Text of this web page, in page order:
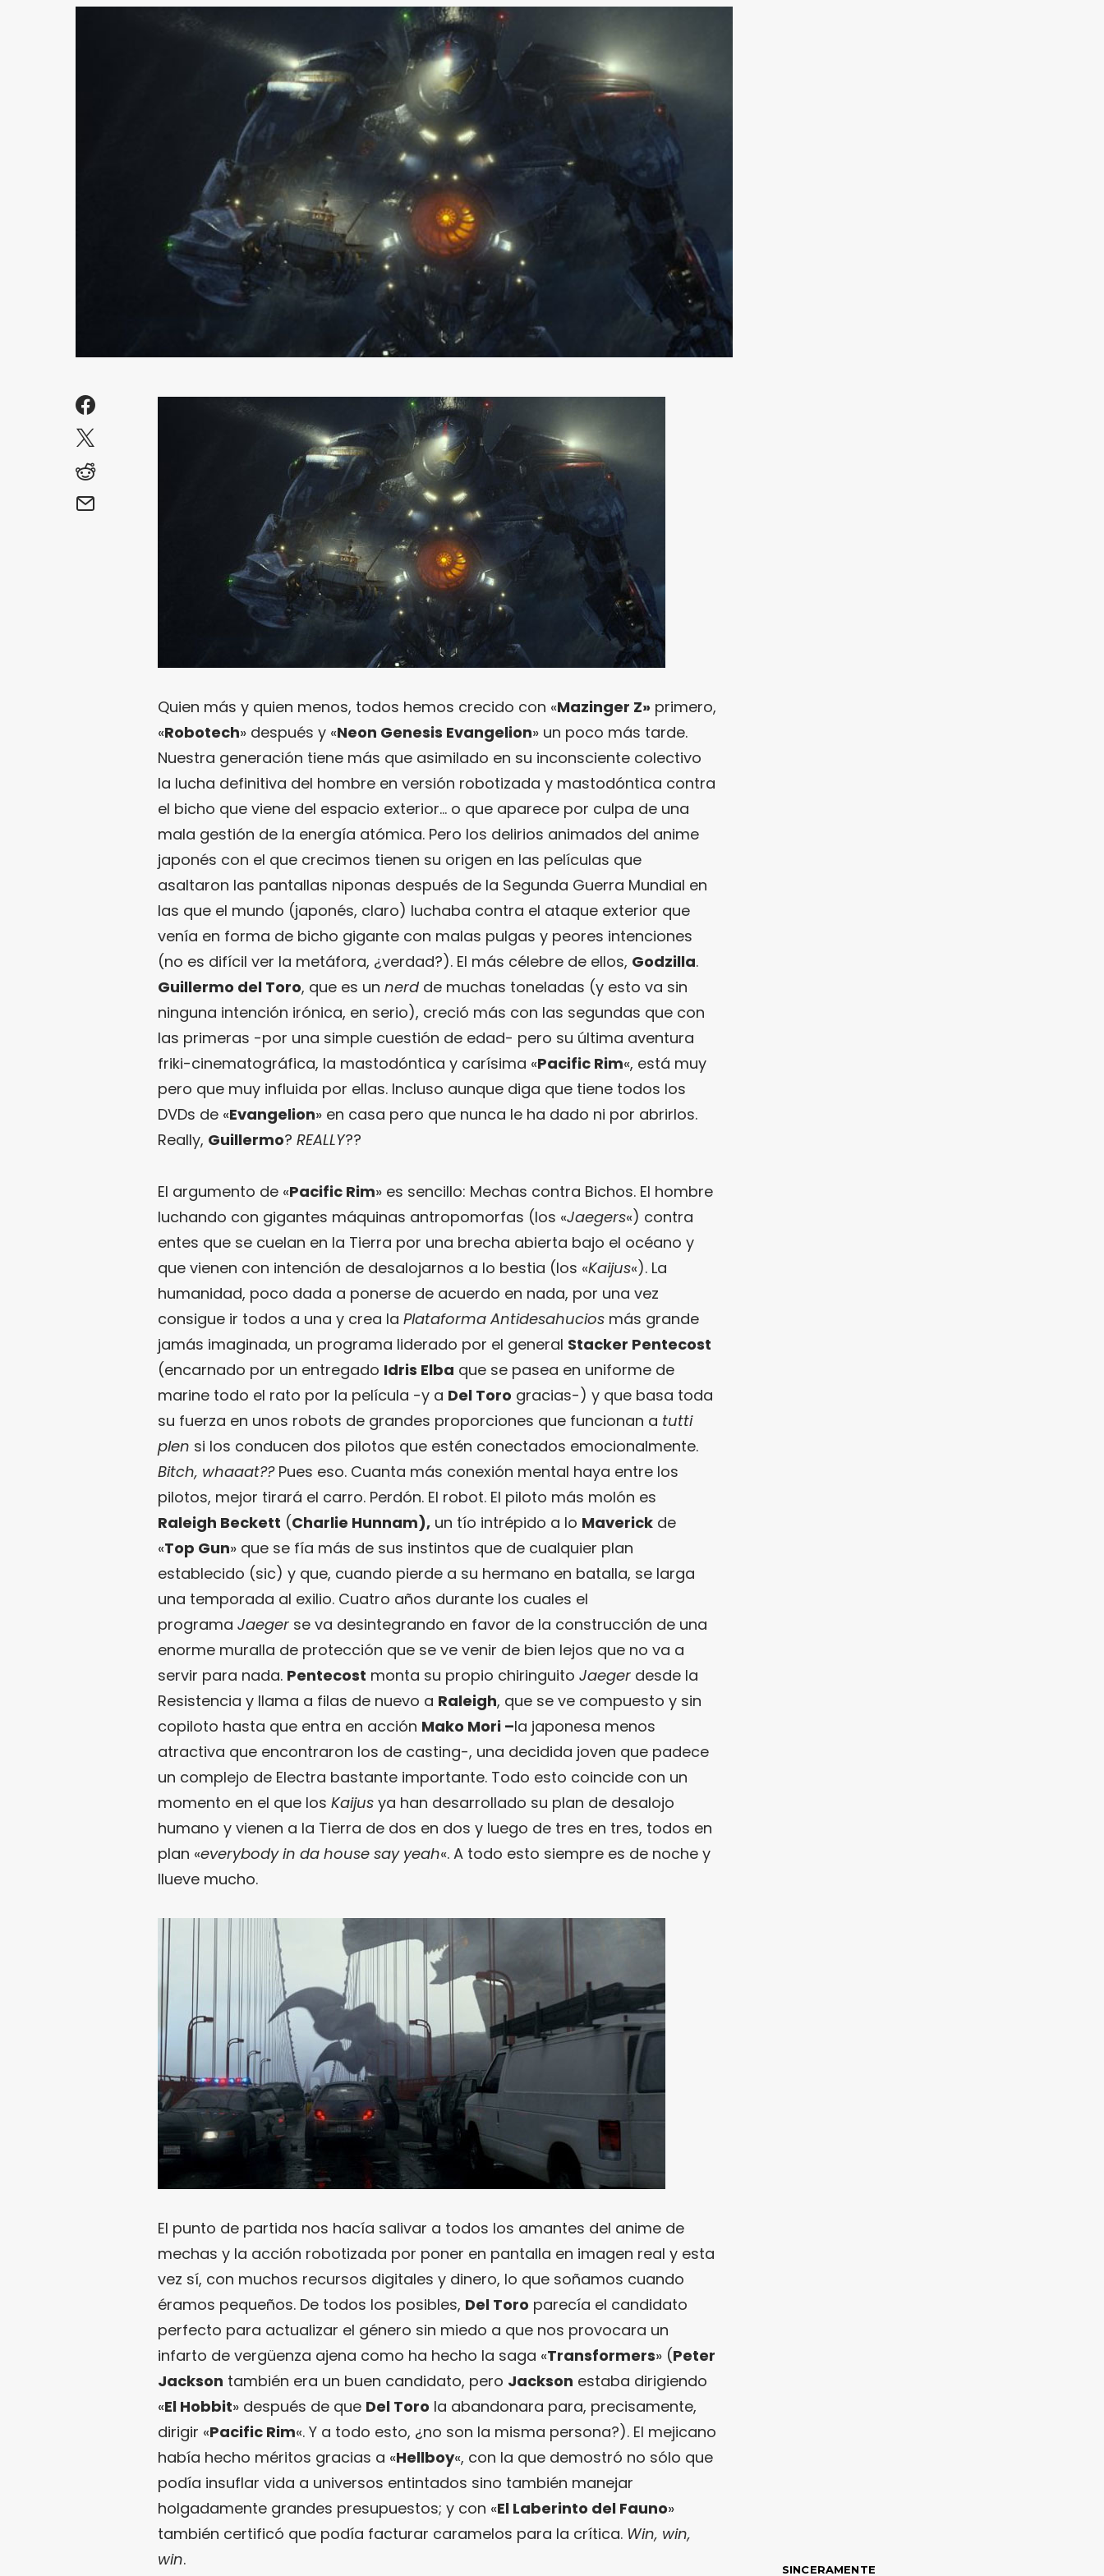
Quien más y quien menos, todos hemos crecido con «Mazinger Z» primero,
«Robotech» después y «Neon Genesis Evangelion» un poco más tarde.
Nuestra generación tiene más que asimilado en su inconsciente colectivo
la lucha definitiva del hombre en versión robotizada y mastodóntica contra
el bicho que viene del espacio exterior… o que aparece por culpa de una
mala gestión de la energía atómica. Pero los delirios animados del anime
japonés con el que crecimos tienen su origen en las películas que
asaltaron las pantallas niponas después de la Segunda Guerra Mundial en
las que el mundo (japonés, claro) luchaba contra el ataque exterior que
venía en forma de bicho gigante con malas pulgas y peores intenciones
(no es difícil ver la metáfora, ¿verdad?). El más célebre de ellos, Godzilla.
Guillermo del Toro, que es un nerdde muchas toneladas (y esto va sin
ninguna intención irónica, en serio), creció más con las segundas que con
las primeras -por una simple cuestión de edad- pero su última aventura
friki-cinematográfica, la mastodóntica y carísima «Pacific Rim«, está muy
pero que muy influida por ellas. Incluso aunque diga que tiene todos los
DVDs de «Evangelion» en casa pero que nunca le ha dado ni por abrirlos.
Really, Guillermo? REALLY??
El argumento de «Pacific Rim» es sencillo: Mechas contra Bichos. El hombre
luchando con gigantes máquinas antropomorfas (los «Jaegers«) contra
entes que se cuelan en la Tierra por una brecha abierta bajo el océano y
que vienen con intención de desalojarnos a lo bestia (los «Kaijus«). La
humanidad, poco dada a ponerse de acuerdo en nada, por una vez
consigue ir todos a una y crea la Plataforma Antidesahucios más grande
jamás imaginada, un programa liderado por el general Stacker Pentecost
(encarnado por un entregado Idris Elba que se pasea en uniforme de
marine todo el rato por la película -y a Del Toro gracias-) y que basa toda
su fuerza en unos robots de grandes proporciones que funcionan a tutti
plen si los conducen dos pilotos que estén conectados emocionalmente.
Bitch, whaaat??Pues eso. Cuanta más conexión mental haya entre los
pilotos, mejor tirará el carro. Perdón. El robot. El piloto más molón es
Raleigh Beckett (Charlie Hunnam), un tío intrépido a lo Maverick de
«Top Gun» que se fía más de sus instintos que de cualquier plan
establecido (sic) y que, cuando pierde a su hermano en batalla, se larga
una temporada al exilio. Cuatro años durante los cuales el
programa Jaeger se va desintegrando en favor de la construcción de una
enorme muralla de protección que se ve venir de bien lejos que no va a
servir para nada. Pentecost monta su propio chiringuito Jaeger desde la
Resistencia y llama a filas de nuevo a Raleigh, que se ve compuesto y sin
copiloto hasta que entra en acción Mako Mori –la japonesa menos
atractiva que encontraron los de casting-, una decidida joven que padece
un complejo de Electra bastante importante. Todo esto coincide con un
momento en el que los Kaijus ya han desarrollado su plan de desalojo
humano y vienen a la Tierra de dos en dos y luego de tres en tres, todos en
plan «everybody in da house say yeah«. A todo esto siempre es de noche y
llueve mucho.
El punto de partida nos hacía salivar a todos los amantes del anime de
mechas y la acción robotizada por poner en pantalla en imagen real y esta
vez sí, con muchos recursos digitales y dinero, lo que soñamos cuando
éramos pequeños. De todos los posibles, Del Toro parecía el candidato
perfecto para actualizar el género sin miedo a que nos provocara un
infarto de vergüenza ajena como ha hecho la saga «Transformers» (Peter
Jackson también era un buen candidato, pero Jackson estaba dirigiendo
«El Hobbit» después de que Del Toro la abandonara para, precisamente,
dirigir «Pacific Rim«. Y a todo esto, ¿no son la misma persona?). El mejicano
había hecho méritos gracias a «Hellboy«, con la que demostró no sólo que
podía insuflar vida a universos entintados sino también manejar
holgadamente grandes presupuestos; y con «El Laberinto del Fauno»
también certificó que podía facturar caramelos para la crítica. Win, win,
win. SINCERAMENTE